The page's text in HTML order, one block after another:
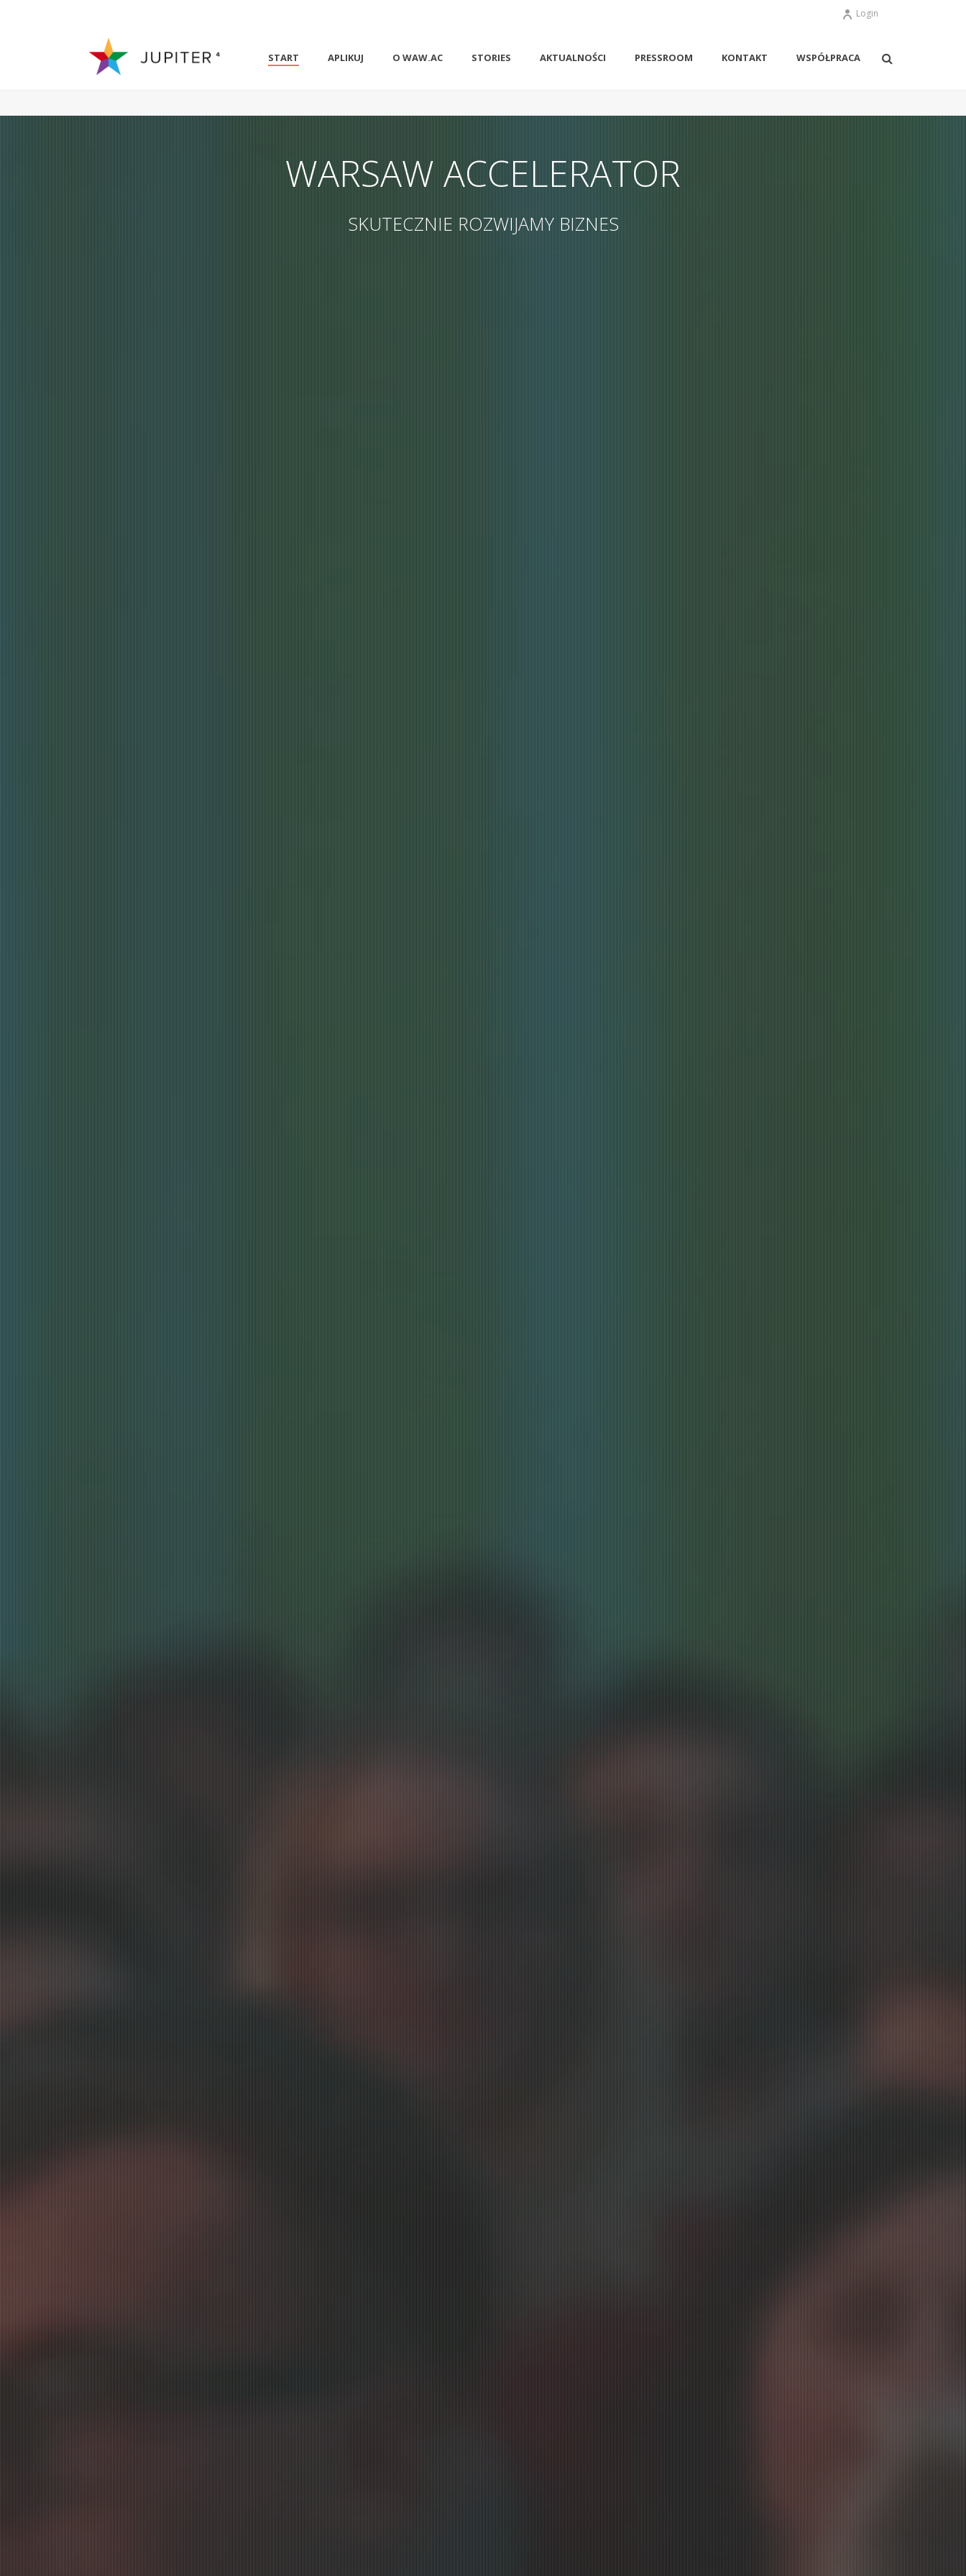
Login
START APLIKUJ O WAW.AC STORIES AKTUALNOŚCI PRESSROOM KONTAKT WSPÓŁPRACA
WARSAW ACCELERATOR
SKUTECZNIE ROZWIJAMY BIZNES